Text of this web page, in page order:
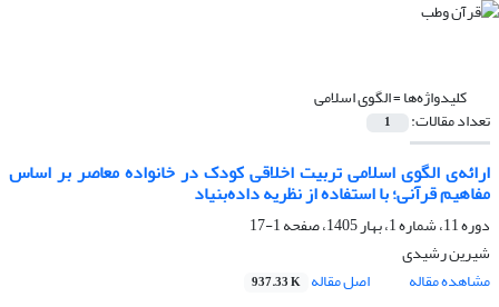
کلیدواژه‌ها =الگوی اسلامی
تعداد مقالات: 1
ارائه‌ی الگوی اسلامی تربیت اخلاقی کودک در خانواده معاصر بر اساس
مفاهیم قرآنی؛ با استفاده از نظریه داده‌بنیاد
دوره 11، شماره 1، بهار 1405، صفحه
1-17
شیرین رشیدی
مشاهده مقاله
اصل مقاله 937.33 K